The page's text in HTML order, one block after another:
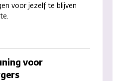
voor jezelf te blijven
voor